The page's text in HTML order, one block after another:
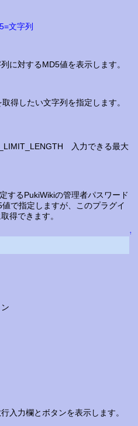
文字列
に対するMD5値を表示します。
得したい文字列を指定します。
入力できる最大
するPukiWikiの管理者パスワード
で指定しますが、このプラグイ
得できます。
↑
入力欄とボタンを表示します。